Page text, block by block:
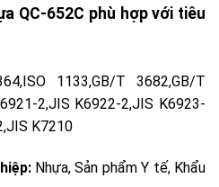
QC-652C phù hợp với tiêu
1133,GB/T 3682,GB/T
2,JIS K6922-2,JIS K6923-
K7210
Nhựa, Sản phẩm Y tế, Khẩu